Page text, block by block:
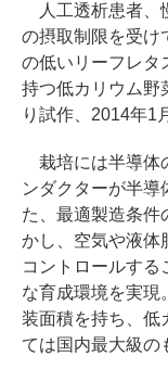
人工透析患者、
の摂取制限を受け
の低いリーフレタ
持つ低カリウム野
り試作、2014年1
栽培には半導体
ンダクターが半導
た、最適製造条件
かし、空気や液体
コントロールする
な育成環境を実現
装面積を持ち、低
ては国内最大級の